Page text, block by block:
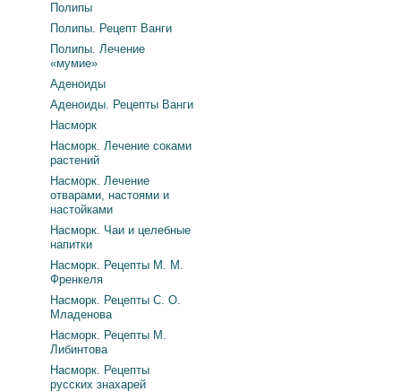
Полипы
Полипы. Рецепт Ванги
Полипы. Лечение
«мумие»
Аденоиды
Аденоиды. Рецепты Ванги
Насморк
Насморк. Лечение соками
растений
Насморк. Лечение
отварами, настоями и
настойками
Насморк. Чаи и целебные
напитки
Насморк. Рецепты М. М.
Френкеля
Насморк. Рецепты С. О.
Младенова
Насморк. Рецепты М.
Либинтова
Насморк. Рецепты
русских знахарей